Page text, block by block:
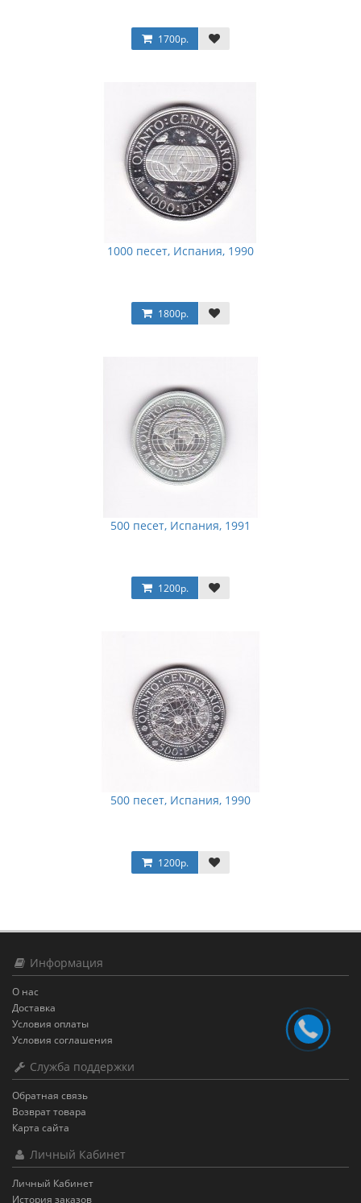
1700р.
1000 песет, Испания, 1990
1800р.
500 песет, Испания, 1991
1200р.
500 песет, Испания, 1990
1200р.
Информация
О нас
Доставка
Условия оплаты
Условия соглашения
Служба поддержки
Обратная связь
Возврат товара
Карта сайта
Личный Кабинет
Личный Кабинет
История заказов